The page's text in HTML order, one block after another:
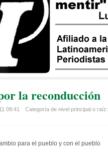
la reconducción
09:41 Categoría de nivel principal o raíz:
para el pueblo y con el pueblo